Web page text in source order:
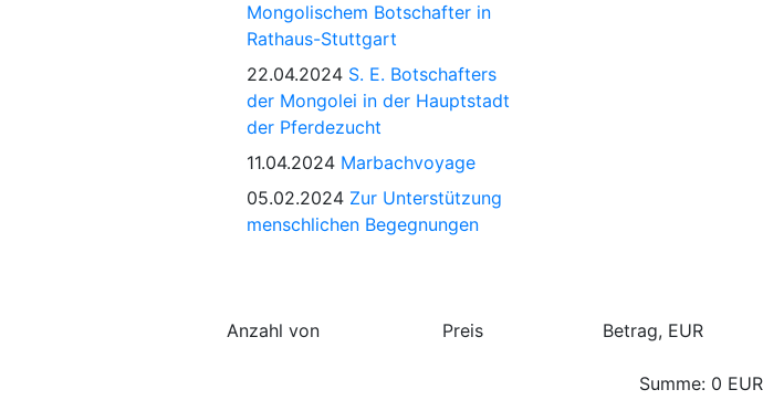
Mongolischem Botschafter in
Rathaus-Stuttgart
22.04.2024 S. E. Botschafters
der Mongolei in der Hauptstadt
der Pferdezucht
11.04.2024 Marbachvoyage
05.02.2024 Zur Unterstützung
menschlichen Begegnungen
Anzahl von Preis Betrag, EUR
Summe: 0 EUR